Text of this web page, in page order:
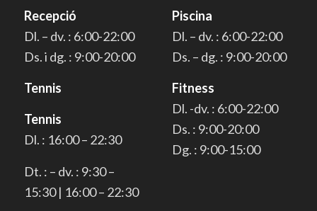
Recepció
Dl. – dv. : 6:00-22:00
Ds. i dg. : 9:00-20:00
Tennis
Tennis
Dl. : 16:00 – 22:30
Dt. : – dv. : 9:30 –
15:30 | 16:00 – 22:30
Piscina
Dl. – dv. : 6:00-22:00
Ds. – dg. : 9:00-20:00
Fitness
Dl. -dv. : 6:00-22:00
Ds. : 9:00-20:00
Dg. : 9:00-15:00